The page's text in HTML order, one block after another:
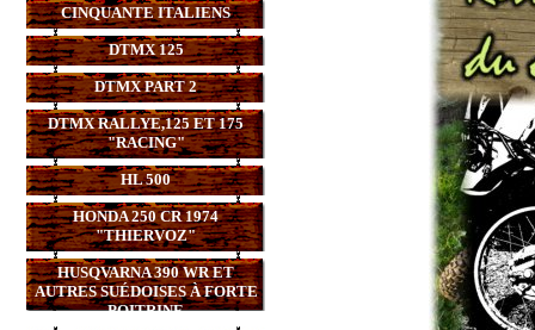
CINQUANTE ITALIENS
DTMX 125
DTMX PART 2
DTMX RALLYE,125 ET 175
"RACING"
HL 500
HONDA 250 CR 1974
"THIERVOZ"
HUSQVARNA 390 WR ET
AUTRES SUÉDOISES À FORTE
POITRINE